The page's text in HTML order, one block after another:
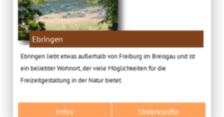
Ebringen
Ebringen liebt etwas außerhalb von Freiburg im Breisgau und ist
ein beliebter Wohnort, der viele Möglichkeiten für die
Freizeitgestaltung in der Natur bietet.
Infos Unterkünfte